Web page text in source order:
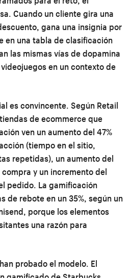
Cuando un cliente gira una
gana una insignia por
en una tabla de clasificación
las mismas vías de dopamina
en un contexto de
es convincente. Según Retail
de ecommerce que
ven un aumento del 47%
(tiempo en el sitio,
repetidas), un aumento del
y un incremento del
pedido. La gamificación
de rebote en un 35%, según un
porque los elementos
una razón para
probado el modelo. El